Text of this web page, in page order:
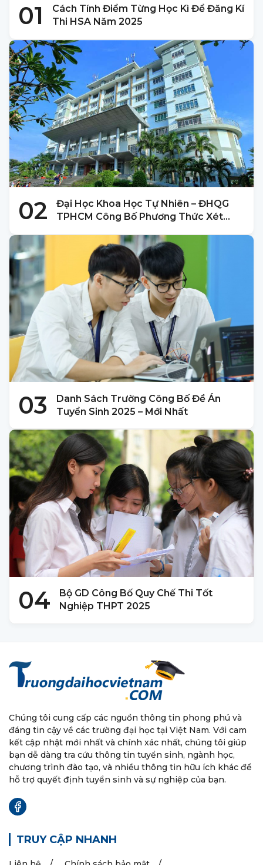
01
Cách Tính Điểm Từng Học Kì Để Đăng Kí
Thi HSA Năm 2025
02
Đại Học Khoa Học Tự Nhiên – ĐHQG
TPHCM Công Bố Phương Thức Xét
03
Danh Sách Trường Công Bố Đề Án
Tuyển Sinh 2025 – Mới Nhất
04
Bộ GD Công Bố Quy Chế Thi Tốt
Nghiệp THPT 2025
Chúng tôi cung cấp các nguồn thông tin phong phú và
đáng tin cậy về các trường đại học tại Việt Nam. Với cam
kết cập nhật mới nhất và chính xác nhất, chúng tôi giúp
bạn dễ dàng tra cứu thông tin tuyển sinh, ngành học,
chương trình đào tạo, và nhiều thông tin hữu ích khác để
hỗ trợ quyết định tuyển sinh và sự nghiệp của bạn.
TRUY CẬP NHANH